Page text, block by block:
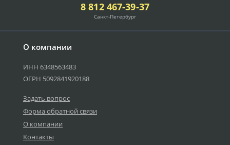
О компании
ИНН 6348563483
ОГРН 5092841920188
Задать вопрос
Форма обратной связи
О компании
Контакты
8 812 467-39-37
Санкт-Петербург